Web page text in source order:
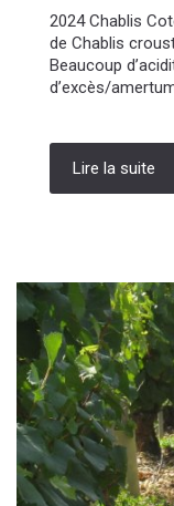
2024 Chablis
de Chablis
Beaucoup
d’excès/
Lire la suite